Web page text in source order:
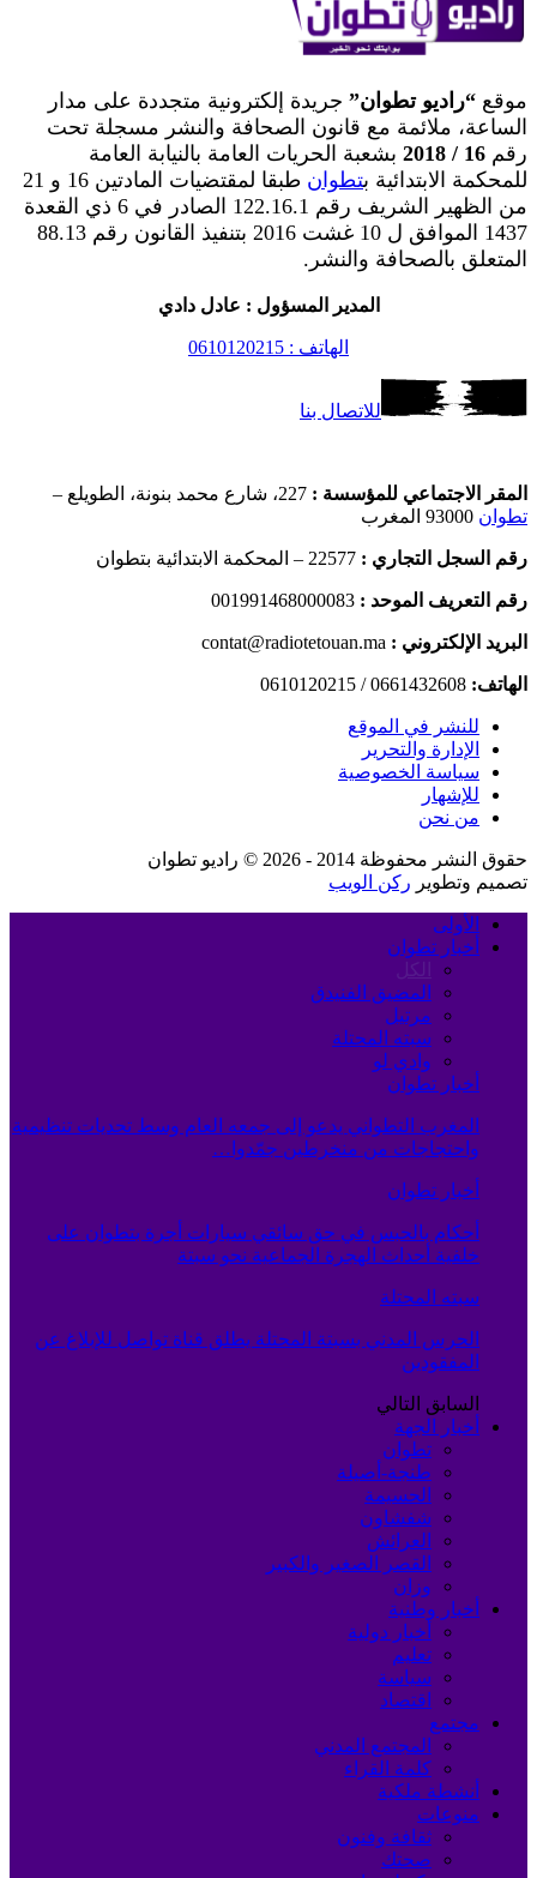
موقع “راديو تطوان” جريدة إلكترونية متجددة على مدار
الساعة، ملائمة مع قانون الصحافة والنشر مسجلة تحت
رقم 16 / 2018
بشعبة الحريات العامة بالنيابة العامة
للمحكمة الابتدائية بتطوان
طبقا لمقتضيات المادتين 16 و 21
من الظهير الشريف رقم 122.16.1 الصادر في 6 ذي القعدة
1437 الموافق ل 10 غشت 2016 بتنفيذ القانون رقم 88.13
المتعلق بالصحافة والنشر.
المدير المسؤول : عادل دادي
الهاتف : 0610120215
للاتصال بنا
المقر الاجتماعي للمؤسسة : 227، شارع محمد بنونة، الطويلع –
تطوان
رقم السجل التجاري : 22577 – المحكمة الابتدائية بتطوان
رقم التعريف الموحد : 001991468000083
البريد الإلكتروني : contat@radiotetouan.ma
الهاتف: 0661432608 / 0610120215
للنشر في الموقع
الإدارة والتحرير
سياسة الخصوصية
للإشهار
من نحن
حقوق النشر محفوظة 2014 - 2026 © راديو تطوان
تصميم وتطوير ركن الويب
الأولى
أخبار تطوان
الكل
المضيق الفنيدق
مرتيل
سبته المحتلة
وادي لو
أخبار تطوان
المغرب التطواني يدعو إلى جمعه العام وسط تحديات تنظيمية
واحتجاجات من منخرطين جمّدوا…
أخبار تطوان
أحكام بالحبس في حق سائقي سيارات أجرة بتطوان على
خلفية أحداث الهجرة الجماعية نحو سبتة
سبته المحتلة
الحرس المدني بسبتة المحتلة يطلق قناة تواصل للإبلاغ عن
المفقودين
السابق التالي
أخبار الجهة
تطوان
طنجة-أصيلة
الحسيمة
شفشاون
العرائش
القصر الصغير والكبير
وزان
أخبار وطنية
أخبار دولية
تعليم
سياسة
اقتصاد
مجتمع
المجتمع المدني
كلمة القراء
أنشطة ملكية
منوعات
ثقافة وفنون
صحتك